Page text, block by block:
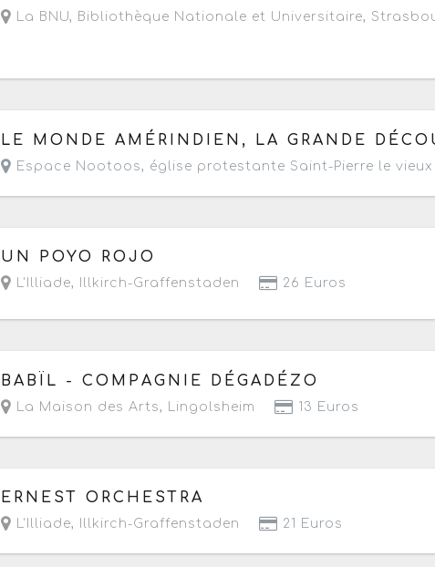
La BNU, Bibliothèque Nationale et Universitaire,
Le lundi 17 novembre 2025 de 15h à 17h30
LE MONDE AMÉRINDIEN, LA GRANDE
Espace Nootoos, église protestante Saint-Pierre le vieux
Le mercredi 12 novembre 2025
UN POYO ROJO
L'Illiade, Illkirch-Graffenstaden 26 Euros
Le dimanche 9 novembre 2025 à partir de 17h
BABÏL - COMPAGNIE DÉGADÉZO
La Maison des Arts, Lingolsheim 13 Euros
Le vendredi 7 novembre 2025
ERNEST ORCHESTRA
L'Illiade, Illkirch-Graffenstaden 21 Euros